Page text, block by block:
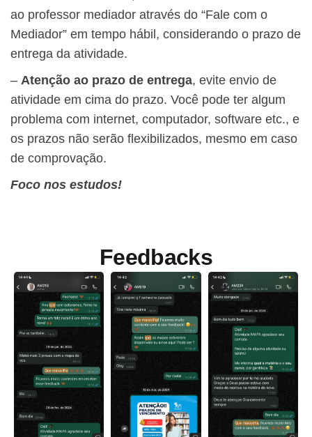
ao professor mediador através do “Fale com o
Mediador” em tempo hábil, considerando o prazo de
entrega da atividade.
– Atenção ao prazo de entrega, evite envio de
atividade em cima do prazo. Você pode ter algum
problema com internet, computador, software etc., e
os prazos não serão flexibilizados, mesmo em caso
de comprovação.​
Foco nos estudos!​
Feedbacks